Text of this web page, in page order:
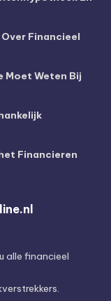
Financieel
Moet Weten Bij
Financieren
alle financieel